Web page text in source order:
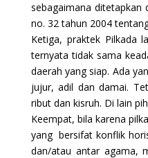
sebagaimana
no. 32 tahun 2004
Ketiga, praktek Pilkada
ternyata tidak sama
daerah yang siap. Ada
jujur, adil dan damai.
ribut dan kisruh. Di lain
Keempat, bila karena
yang bersifat konflik
dan/atau antar agama,